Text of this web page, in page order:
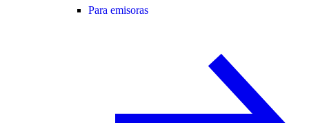
Para emisoras